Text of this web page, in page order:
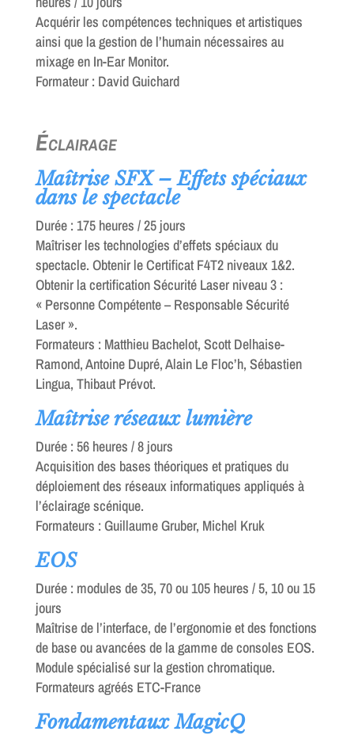
Acquérir les compétences techniques et artistiques
ainsi que la gestion de l’humain nécessaires au
mixage en In-Ear Monitor.
Formateur : David Guichard
Éclairage
Maîtrise SFX – Effets spéciaux
dans le spectacle
Durée : 175 heures / 25 jours
Maîtriser les technologies d’effets spéciaux du
spectacle. Obtenir le Certificat F4T2 niveaux 1&2.
Obtenir la certification Sécurité Laser niveau 3 :
« Personne Compétente – Responsable Sécurité
Laser ».
Formateurs : Matthieu Bachelot, Scott Delhaise-
Ramond, Antoine Dupré, Alain Le Floc’h, Sébastien
Lingua, Thibaut Prévot.
Maîtrise réseaux lumière
Durée : 56 heures / 8 jours
Acquisition des bases théoriques et pratiques du
déploiement des réseaux informatiques appliqués à
l’éclairage scénique.
Formateurs : Guillaume Gruber, Michel Kruk
EOS
Durée : modules de 35, 70 ou 105 heures / 5, 10 ou 15
jours
Maîtrise de l’interface, de l’ergonomie et des fonctions
de base ou avancées de la gamme de consoles EOS.
Module spécialisé sur la gestion chromatique.
Formateurs agréés ETC-France
Fondamentaux MagicQ